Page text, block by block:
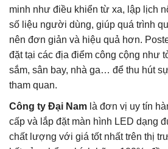
minh như điều khiển từ xa, lập lịch
số liệu người dùng, giúp quá trình
nên đơn giản và hiệu quả hơn.
đặt tại các địa điểm công cộng như
sắm, sân bay, nhà ga… để thu hút
tham quan.
Công ty Đại Nam là đơn vị uy tín
cấp và lắp đặt màn hình LED dạng
chất lượng với giá tốt nhất trên thị